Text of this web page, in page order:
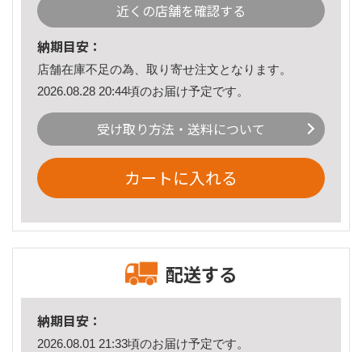
近くの店舗を確認する
納期目安：
店舗在庫不足の為、取り寄せ注文となります。
2026.08.28 20:44頃のお届け予定です。
受け取り方法・送料について
カートに入れる
配送する
納期目安：
2026.08.01 21:33頃のお届け予定です。